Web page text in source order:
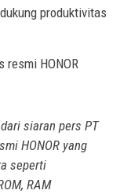
produktivitas
HONOR
siaran pers PT
HONOR yang
seperti
RAM